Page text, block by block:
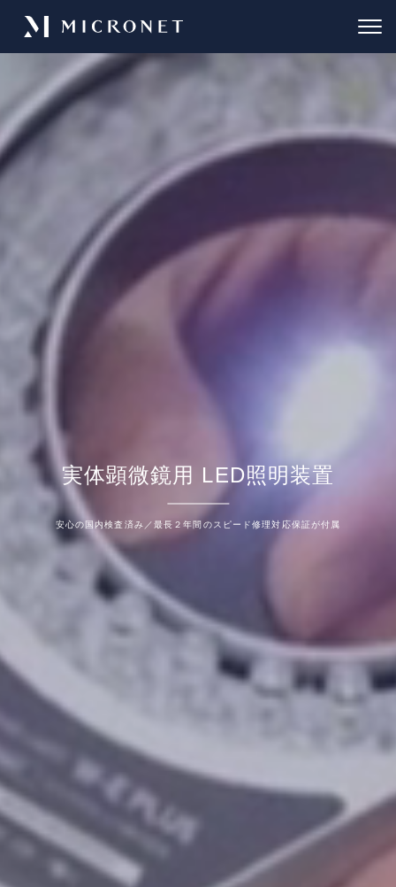
実体顕微鏡用 LED照明装置
安心の国内検査済み／最長２年間のスピード修理対応保証が付属